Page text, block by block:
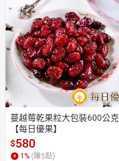
蔓越莓乾果粒大包裝600公克
【每日優果】
$580
1% (賺5點)